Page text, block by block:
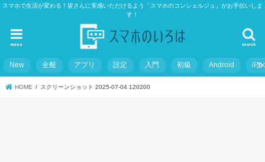
スマホで生活が変わる！皆さんに実感いただけるよう「スマホのコンシェルジュ」がお手伝いしま
す！
search
menu
New 全般 アプリ 設定 入門 初級 Android
HOME スクリーンショット 2025-07-04 120200